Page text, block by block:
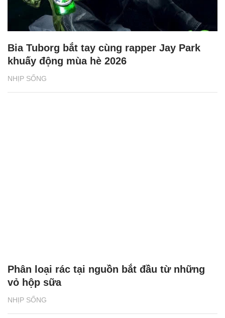
NHỊP SỐNG
Bia Tuborg bắt tay cùng rapper Jay Park
khuấy động mùa hè 2026
NHỊP SỐNG
Phân loại rác tại nguồn bắt đầu từ những
vỏ hộp sữa